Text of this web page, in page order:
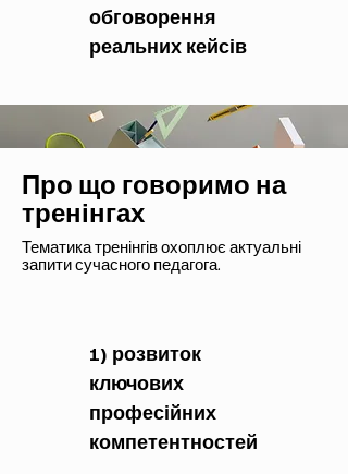
обговорення
реальних кейсів
Про що говоримо на
тренінгах
Тематика тренінгів охоплює актуальні
запити сучасного педагога.
1) розвиток
ключових
професійних
компетентностей